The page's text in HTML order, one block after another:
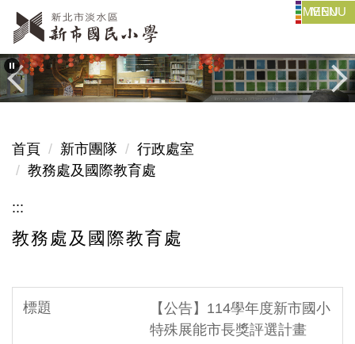
跳
到
主
要
內
區
MENU
首頁 新市團隊
行政處室
教務處及國際教育處
:::
教務處及國際教育處
【公告】114學年度新市國小
特殊展能市長獎評選計畫